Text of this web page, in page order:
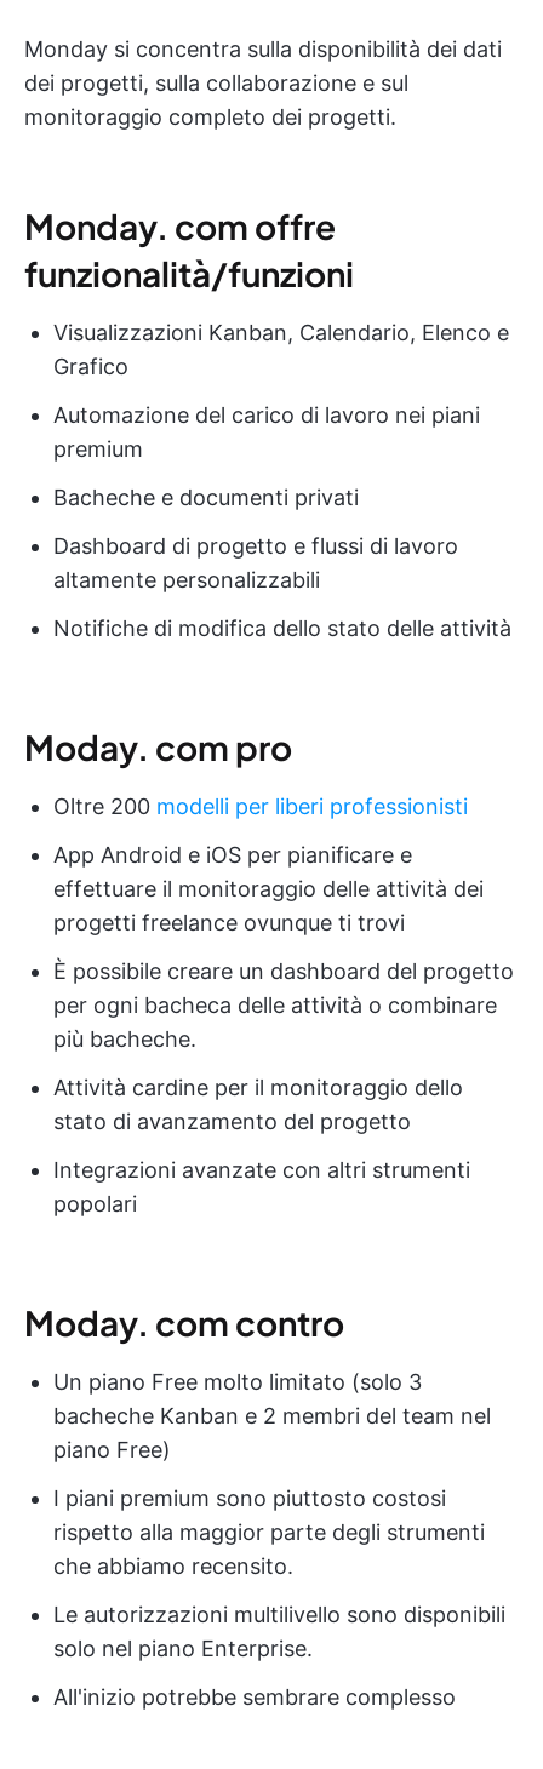
Monday si concentra sulla disponibilità dei dati
dei progetti, sulla collaborazione e sul
monitoraggio completo dei progetti.
Monday. com offre
funzionalità/funzioni
Visualizzazioni Kanban, Calendario, Elenco e
Grafico
Automazione del carico di lavoro nei piani
premium
Bacheche e documenti privati
Dashboard di progetto e flussi di lavoro
altamente personalizzabili
Notifiche di modifica dello stato delle attività
Moday. com pro
Oltre 200 modelli per liberi professionisti
App Android e iOS per pianificare e
effettuare il monitoraggio delle attività dei
progetti freelance ovunque ti trovi
È possibile creare un dashboard del progetto
per ogni bacheca delle attività o combinare
più bacheche.
Attività cardine per il monitoraggio dello
stato di avanzamento del progetto
Integrazioni avanzate con altri strumenti
popolari
Moday. com contro
Un piano Free molto limitato (solo 3
bacheche Kanban e 2 membri del team nel
piano Free)
I piani premium sono piuttosto costosi
rispetto alla maggior parte degli strumenti
che abbiamo recensito.
Le autorizzazioni multilivello sono disponibili
solo nel piano Enterprise.
All'inizio potrebbe sembrare complesso